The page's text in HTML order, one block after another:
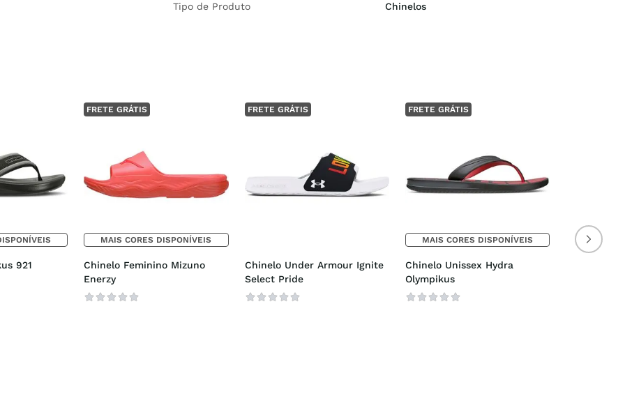
Tipo de Produto Chinelos
921
FRETE GRÁTIS
MAIS CORES DISPONÍVEIS
Chinelo Feminino Mizuno
Enerzy
FRETE GRÁTIS
Chinelo Under Armour Ignite
Select Pride
FRETE GRÁTIS
MAIS CORES DISPONÍVEIS
Chinelo Unissex Hydra
Olympikus